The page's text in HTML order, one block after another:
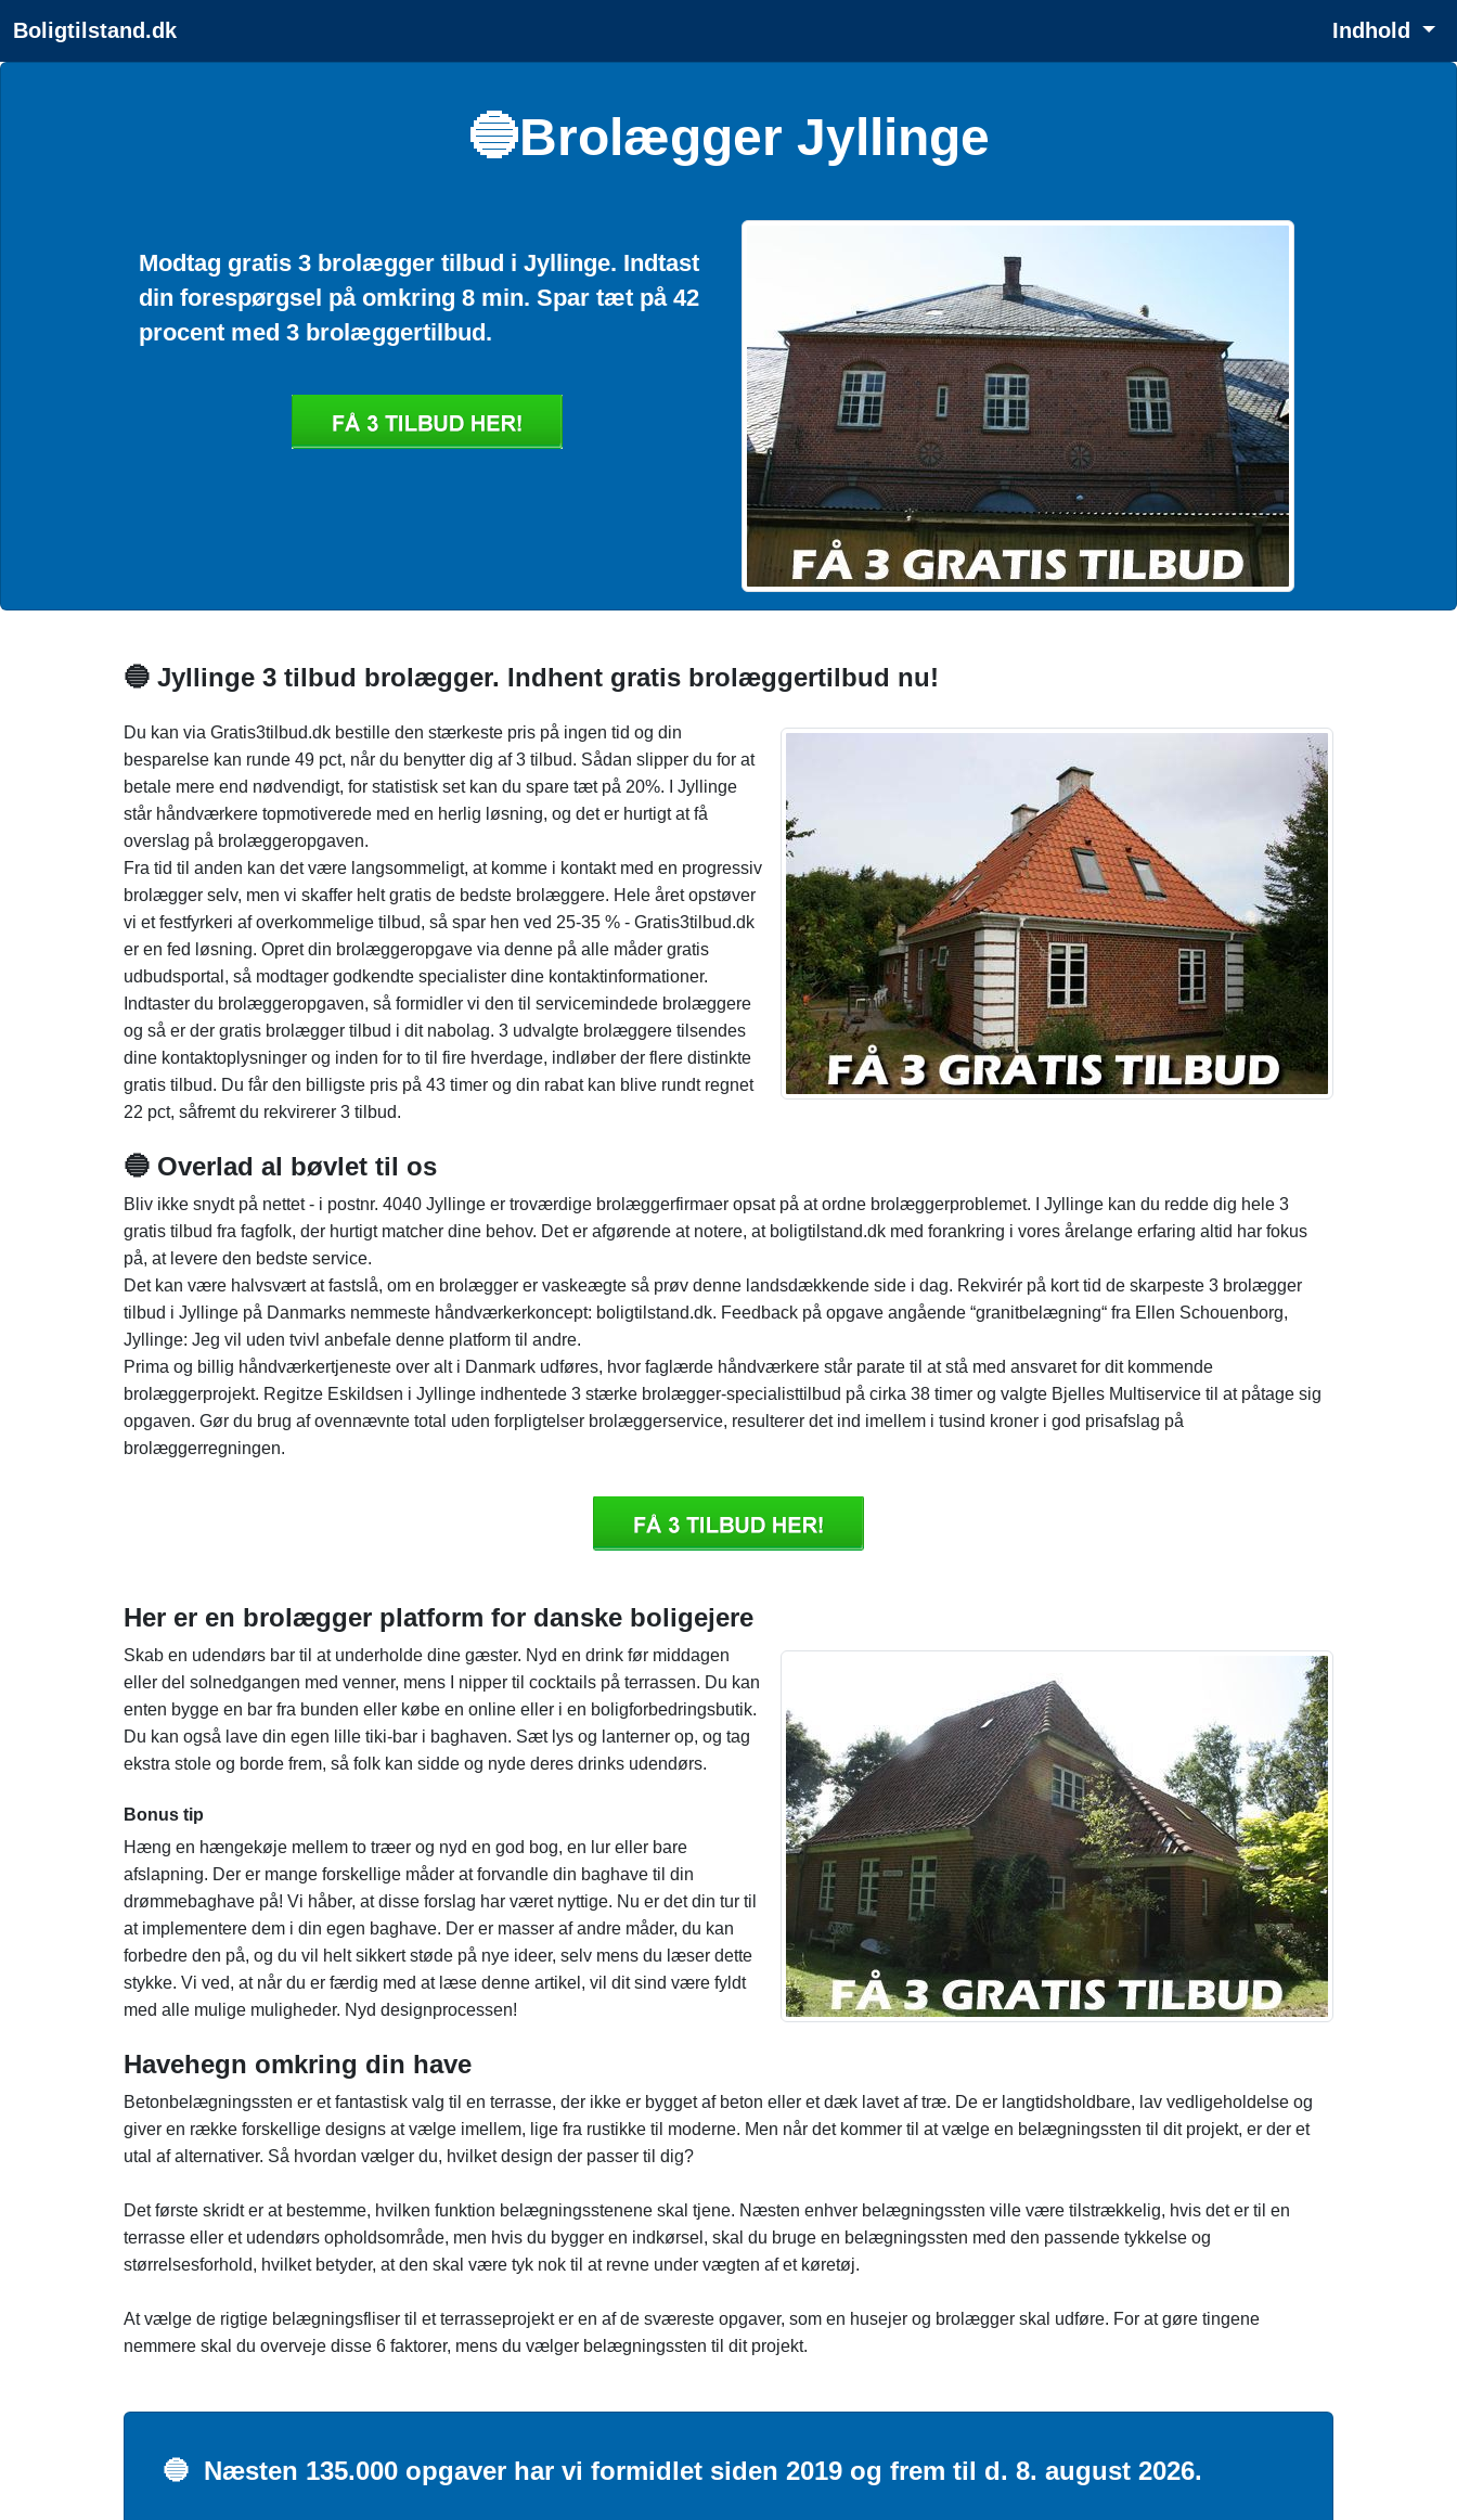
Boligtilstand.dk Indhold
🔵Brolægger Jyllinge
Modtag gratis 3 brolægger tilbud i Jyllinge. Indtast
din forespørgsel på omkring 8 min. Spar tæt på 42
procent med 3 brolæggertilbud.
🔵 Jyllinge 3 tilbud brolægger. Indhent gratis brolæggertilbud nu!
Du kan via Gratis3tilbud.dk bestille den stærkeste pris på ingen tid og din
besparelse kan runde 49 pct, når du benytter dig af 3 tilbud. Sådan slipper du for at
betale mere end nødvendigt, for statistisk set kan du spare tæt på 20%. I Jyllinge
står håndværkere topmotiverede med en herlig løsning, og det er hurtigt at få
overslag på brolæggeropgaven.
Fra tid til anden kan det være langsommeligt, at komme i kontakt med en progressiv
brolægger selv, men vi skaffer helt gratis de bedste brolæggere. Hele året opstøver
vi et festfyrkeri af overkommelige tilbud, så spar hen ved 25-35 % - Gratis3tilbud.dk
er en fed løsning. Opret din brolæggeropgave via denne på alle måder gratis
udbudsportal, så modtager godkendte specialister dine kontaktinformationer.
Indtaster du brolæggeropgaven, så formidler vi den til servicemindede brolæggere
og så er der gratis brolægger tilbud i dit nabolag. 3 udvalgte brolæggere tilsendes
dine kontaktoplysninger og inden for to til fire hverdage, indløber der flere distinkte
gratis tilbud. Du får den billigste pris på 43 timer og din rabat kan blive rundt regnet
22 pct, såfremt du rekvirerer 3 tilbud.
🔵 Overlad al bøvlet til os
Bliv ikke snydt på nettet - i postnr. 4040 Jyllinge er troværdige brolæggerfirmaer opsat på at ordne brolæggerproblemet. I Jyllinge kan du redde dig hele 3
gratis tilbud fra fagfolk, der hurtigt matcher dine behov. Det er afgørende at notere, at boligtilstand.dk med forankring i vores årelange erfaring altid har fokus
på, at levere den bedste service.
Det kan være halvsvært at fastslå, om en brolægger er vaskeægte så prøv denne landsdækkende side i dag. Rekvirér på kort tid de skarpeste 3 brolægger
tilbud i Jyllinge på Danmarks nemmeste håndværkerkoncept: boligtilstand.dk. Feedback på opgave angående “granitbelægning“ fra Ellen Schouenborg,
Jyllinge: Jeg vil uden tvivl anbefale denne platform til andre.
Prima og billig håndværkertjeneste over alt i Danmark udføres, hvor faglærde håndværkere står parate til at stå med ansvaret for dit kommende
brolæggerprojekt. Regitze Eskildsen i Jyllinge indhentede 3 stærke brolægger-specialisttilbud på cirka 38 timer og valgte Bjelles Multiservice til at påtage sig
opgaven. Gør du brug af ovennævnte total uden forpligtelser brolæggerservice, resulterer det ind imellem i tusind kroner i god prisafslag på
brolæggerregningen.
Her er en brolægger platform for danske boligejere
Skab en udendørs bar til at underholde dine gæster. Nyd en drink før middagen
eller del solnedgangen med venner, mens I nipper til cocktails på terrassen. Du kan
enten bygge en bar fra bunden eller købe en online eller i en boligforbedringsbutik.
Du kan også lave din egen lille tiki-bar i baghaven. Sæt lys og lanterner op, og tag
ekstra stole og borde frem, så folk kan sidde og nyde deres drinks udendørs.
Bonus tip
Hæng en hængekøje mellem to træer og nyd en god bog, en lur eller bare
afslapning. Der er mange forskellige måder at forvandle din baghave til din
drømmebaghave på! Vi håber, at disse forslag har været nyttige. Nu er det din tur til
at implementere dem i din egen baghave. Der er masser af andre måder, du kan
forbedre den på, og du vil helt sikkert støde på nye ideer, selv mens du læser dette
stykke. Vi ved, at når du er færdig med at læse denne artikel, vil dit sind være fyldt
med alle mulige muligheder. Nyd designprocessen!
Havehegn omkring din have
Betonbelægningssten er et fantastisk valg til en terrasse, der ikke er bygget af beton eller et dæk lavet af træ. De er langtidsholdbare, lav vedligeholdelse og
giver en række forskellige designs at vælge imellem, lige fra rustikke til moderne. Men når det kommer til at vælge en belægningssten til dit projekt, er der et
utal af alternativer. Så hvordan vælger du, hvilket design der passer til dig?
Det første skridt er at bestemme, hvilken funktion belægningsstenene skal tjene. Næsten enhver belægningssten ville være tilstrækkelig, hvis det er til en
terrasse eller et udendørs opholdsområde, men hvis du bygger en indkørsel, skal du bruge en belægningssten med den passende tykkelse og
størrelsesforhold, hvilket betyder, at den skal være tyk nok til at revne under vægten af ​​et køretøj.
At vælge de rigtige belægningsfliser til et terrasseprojekt er en af ​​de sværeste opgaver, som en husejer og brolægger skal udføre. For at gøre tingene
nemmere skal du overveje disse 6 faktorer, mens du vælger belægningssten til dit projekt.
🔵 Næsten 135.000 opgaver har vi formidlet siden 2019 og frem til d. 8. august 2026.